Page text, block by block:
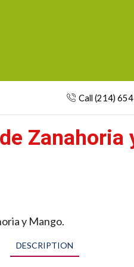
Call (214)
Zanahoria
y Mango.
DESCRIPTION